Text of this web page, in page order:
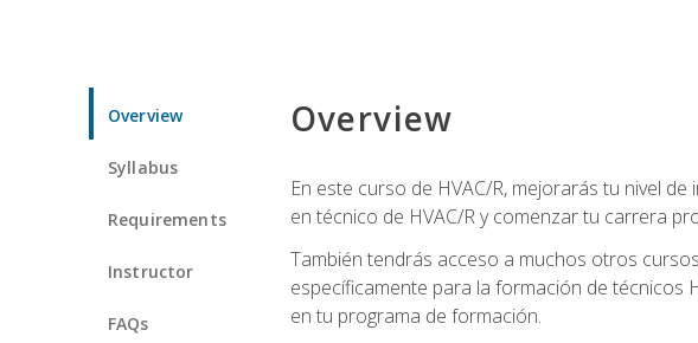
Overview
Syllabus
Requirements
Instructor
FAQs
Overview
En este curso de HVAC/R, mejorarás tu nivel
en técnico de HVAC/R y comenzar tu carrera
También tendrás acceso a muchos otros
específicamente para la formación de técnicos
en tu programa de formación.